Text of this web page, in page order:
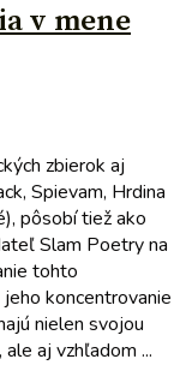
v mene
zbierok aj
Spievam, Hrdina
pôsobí tiež ako
Slam Poetry na
tohto
koncentrovanie
nielen svojou
aj vzhľadom ...